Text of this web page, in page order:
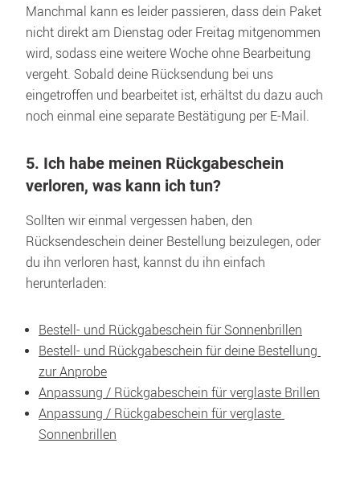
Manchmal kann es leider passieren, dass dein Paket
nicht direkt am Dienstag oder Freitag mitgenommen
wird, sodass eine weitere Woche ohne Bearbeitung
vergeht. Sobald deine Rücksendung bei uns
eingetroffen und bearbeitet ist, erhältst du dazu auch
noch einmal eine separate Bestätigung per E-Mail.
5. Ich habe meinen Rückgabeschein
verloren, was kann ich tun?
Sollten wir einmal vergessen haben, den
Rücksendeschein deiner Bestellung beizulegen, oder
du ihn verloren hast, kannst du ihn einfach
herunterladen:
Bestell- und Rückgabeschein für Sonnenbrillen
Bestell- und Rückgabeschein für deine Bestellung
zur Anprobe
Anpassung / Rückgabeschein für verglaste Brillen
Anpassung / Rückgabeschein für verglaste
Sonnenbrillen